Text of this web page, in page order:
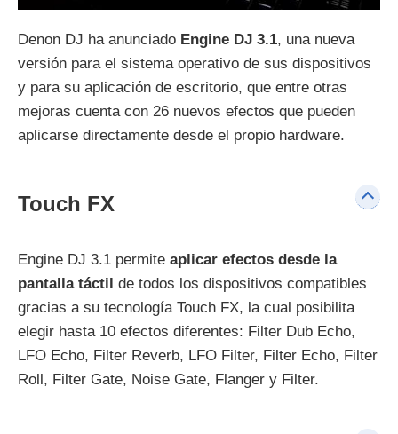
Denon DJ ha anunciado Engine DJ 3.1, una nueva
versión para el sistema operativo de sus dispositivos
y para su aplicación de escritorio, que entre otras
mejoras cuenta con 26 nuevos efectos que pueden
aplicarse directamente desde el propio hardware.
Touch FX
Engine DJ 3.1 permite aplicar efectos desde la
pantalla táctil de todos los dispositivos compatibles
gracias a su tecnología Touch FX, la cual posibilita
elegir hasta 10 efectos diferentes: Filter Dub Echo,
LFO Echo, Filter Reverb, LFO Filter, Filter Echo, Filter
Roll, Filter Gate, Noise Gate, Flanger y Filter.